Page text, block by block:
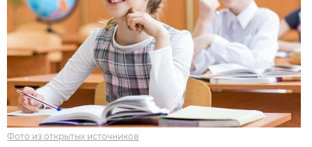
Фото из открытых источников